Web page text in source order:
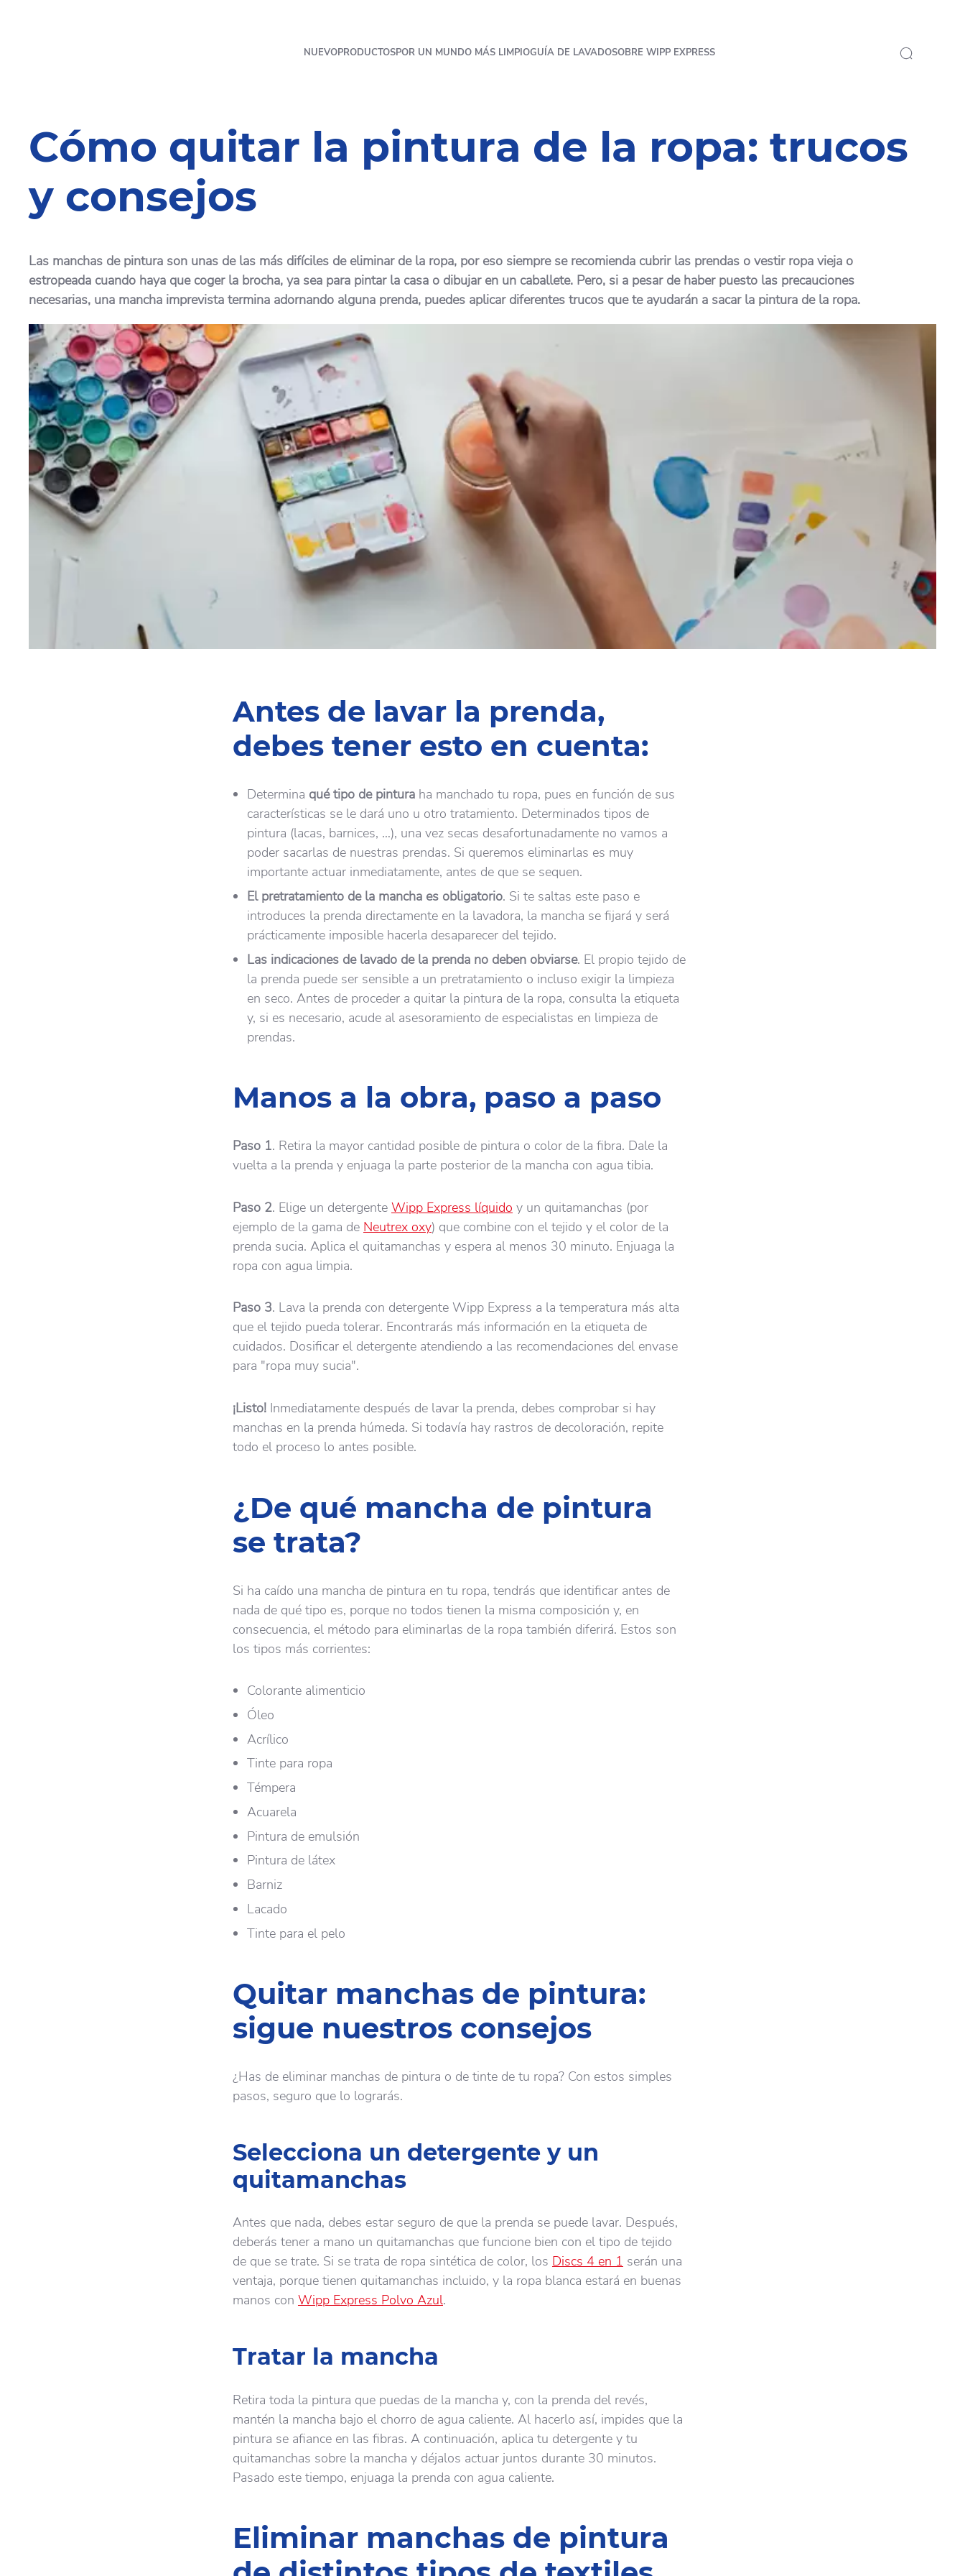
NUEVOPRODUCTOSPOR UN MUNDO MÁS LIMPIOGUÍA DE LAVADOSOBRE WIPP EXPRESS
Cómo quitar la pintura de la ropa: trucos
y consejos
Las manchas de pintura son unas de las más difíciles de eliminar de la ropa, por eso siempre se recomienda cubrir las prendas o vestir ropa vieja o
estropeada cuando haya que coger la brocha, ya sea para pintar la casa o dibujar en un caballete. Pero, si a pesar de haber puesto las precauciones
necesarias, una mancha imprevista termina adornando alguna prenda, puedes aplicar diferentes trucos que te ayudarán a sacar la pintura de la ropa.
Antes de lavar la prenda,
debes tener esto en cuenta:
Determina qué tipo de pinturaha manchado tu ropa, pues en función de sus
características se le dará uno u otro tratamiento. Determinados tipos de
pintura (lacas, barnices, …), una vez secas desafortunadamente no vamos a
poder sacarlas de nuestras prendas. Si queremos eliminarlas es muy
importante actuar inmediatamente, antes de que se sequen.
El pretratamiento de la mancha es obligatorio. Si te saltas este paso e
introduces la prenda directamente en la lavadora, la mancha se fijará y será
prácticamente imposible hacerla desaparecer del tejido.
Las indicaciones de lavado de la prenda no deben obviarse. El propio tejido de
la prenda puede ser sensible a un pretratamiento o incluso exigir la limpieza
en seco. Antes de proceder a quitar la pintura de la ropa, consulta la etiqueta
y, si es necesario, acude al asesoramiento de especialistas en limpieza de
prendas.
Manos a la obra, paso a paso
Paso 1. Retira la mayor cantidad posible de pintura o color de la fibra. Dale la
vuelta a la prenda y enjuaga la parte posterior de la mancha con agua tibia.
Paso 2. Elige un detergente Wipp Express líquido y un quitamanchas (por
ejemplo de la gama de Neutrex oxy) que combine con el tejido y el color de la
prenda sucia. Aplica el quitamanchas y espera al menos 30 minuto. Enjuaga la
ropa con agua limpia.
Paso 3. Lava la prenda con detergente Wipp Express a la temperatura más alta
que el tejido pueda tolerar. Encontrarás más información en la etiqueta de
cuidados. Dosificar el detergente atendiendo a las recomendaciones del envase
para "ropa muy sucia".
¡Listo!Inmediatamente después de lavar la prenda, debes comprobar si hay
manchas en la prenda húmeda. Si todavía hay rastros de decoloración, repite
todo el proceso lo antes posible.
¿De qué mancha de pintura
se trata?
Si ha caído una mancha de pintura en tu ropa, tendrás que identificar antes de
nada de qué tipo es, porque no todos tienen la misma composición y, en
consecuencia, el método para eliminarlas de la ropa también diferirá. Estos son
los tipos más corrientes:
Colorante alimenticio
Óleo
Acrílico
Tinte para ropa
Témpera
Acuarela
Pintura de emulsión
Pintura de látex
Barniz
Lacado
Tinte para el pelo
Quitar manchas de pintura:
sigue nuestros consejos
¿Has de eliminar manchas de pintura o de tinte de tu ropa? Con estos simples
pasos, seguro que lo lograrás.
Selecciona un detergente y un
quitamanchas
Antes que nada, debes estar seguro de que la prenda se puede lavar. Después,
deberás tener a mano un quitamanchas que funcione bien con el tipo de tejido
de que se trate. Si se trata de ropa sintética de color, los Discs 4 en 1 serán una
ventaja, porque tienen quitamanchas incluido, y la ropa blanca estará en buenas
manos con Wipp Express Polvo Azul.
Tratar la mancha
Retira toda la pintura que puedas de la mancha y, con la prenda del revés,
mantén la mancha bajo el chorro de agua caliente. Al hacerlo así, impides que la
pintura se afiance en las fibras. A continuación, aplica tu detergente y tu
quitamanchas sobre la mancha y déjalos actuar juntos durante 30 minutos.
Pasado este tiempo, enjuaga la prenda con agua caliente.
Eliminar manchas de pintura